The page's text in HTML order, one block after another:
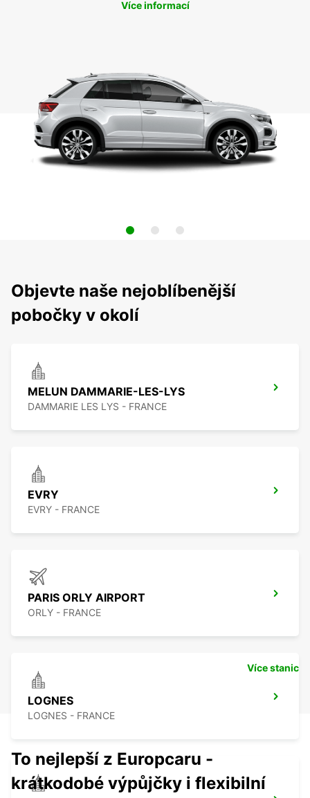
Více informací
Objevte naše nejoblíbenější
pobočky v okolí
MELUN DAMMARIE-LES-LYS
DAMMARIE LES LYS - FRANCE
EVRY
EVRY - FRANCE
PARIS ORLY AIRPORT
ORLY - FRANCE
LOGNES
LOGNES - FRANCE
Více stanic
To nejlepší z Europcaru -
krátkodobé výpůjčky i flexibilní